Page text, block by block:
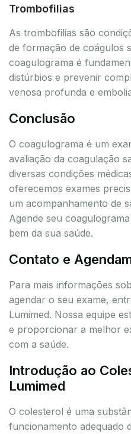
Trombofilias
As trombofilias são
de formação de coágulos
coagulograma é
distúrbios e prevenir
venosa profunda e
Conclusão
O coagulograma é um
avaliação da coagulação
diversas condições
oferecemos exames
um acompanhamento de
Agende seu
bem da sua saúde.
Contato e
Para mais informações
agendar o seu exame,
Lumimed. Nossa equipe
e proporcionar a melhor
com a saúde.
Introdução ao
Lumimed
O colesterol é uma
funcionamento adequado